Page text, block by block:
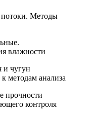
Методы
влажности
и чугун
методам анализа
прочности
контроля